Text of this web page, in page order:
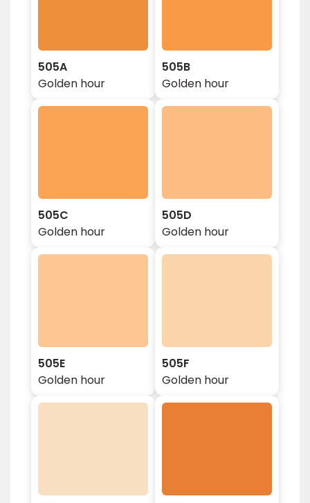
505A
Golden hour
505B
Golden hour
505C
Golden hour
505D
Golden hour
505E
Golden hour
505F
Golden hour